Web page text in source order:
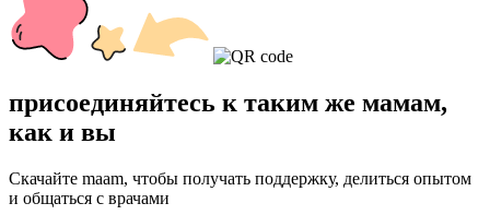
присоединяйтесь к таким же мамам,
как и вы
Скачайте maam, чтобы получать поддержку, делиться опытом
и общаться с врачами